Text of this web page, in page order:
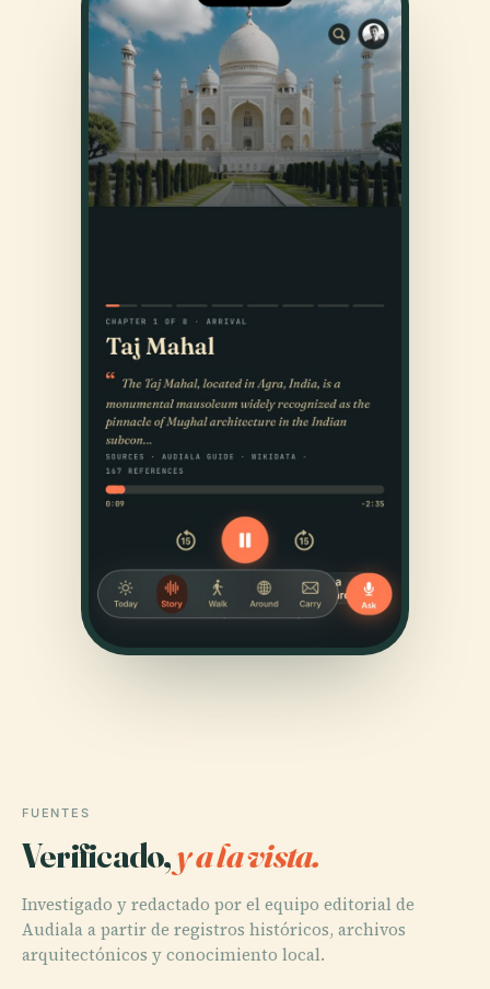
FUENTES
Verificado,y a la vista.
Investigado y redactado por el equipo editorial de
Audiala a partir de registros históricos, archivos
arquitectónicos y conocimiento local.